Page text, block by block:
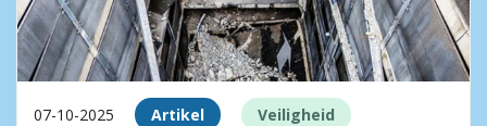
07-10-2025 Artikel Veiligheid